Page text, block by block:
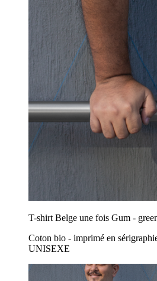
T-shirt Belge une fois Gum -
Coton bio - imprimé en
UNISEXE